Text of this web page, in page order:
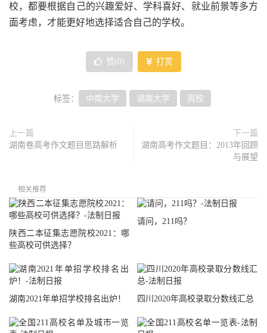
校，都要根据自己的兴趣爱好、学科喜好、就业前景等多方
面考虑，才能更好地选择适合自己的学校。
赞( 0 ) 打赏
标签： 中南大学 湖南大学 高校
上一篇
湖南卷高考作文题目思路解析
下一篇
湖南高考作文题目：2013年回顾
与展望
相关推荐
陕西二本征集志愿院校2021：哪
些高校可供选择？
请问，211吗？
湖南2021年单招学校排名出炉！ 四川2020年高校录取分数线汇总